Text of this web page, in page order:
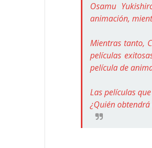
Osamu
animación,
Mientras tanto,
películas
película de
Las películas
¿Quién